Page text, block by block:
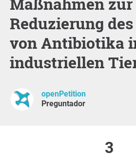
Reduzierung
von Antibiotika
industriellen
openPetition
Preguntador
3